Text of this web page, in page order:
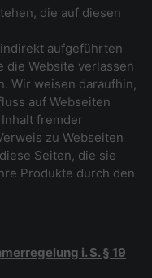
die auf diesen
aufgeführten
die Website verlassen
Wir weisen daraufhin,
auf Webseiten
fremder
zu Webseiten
Seiten, die sie
Produkte durch den
i. S. § 19